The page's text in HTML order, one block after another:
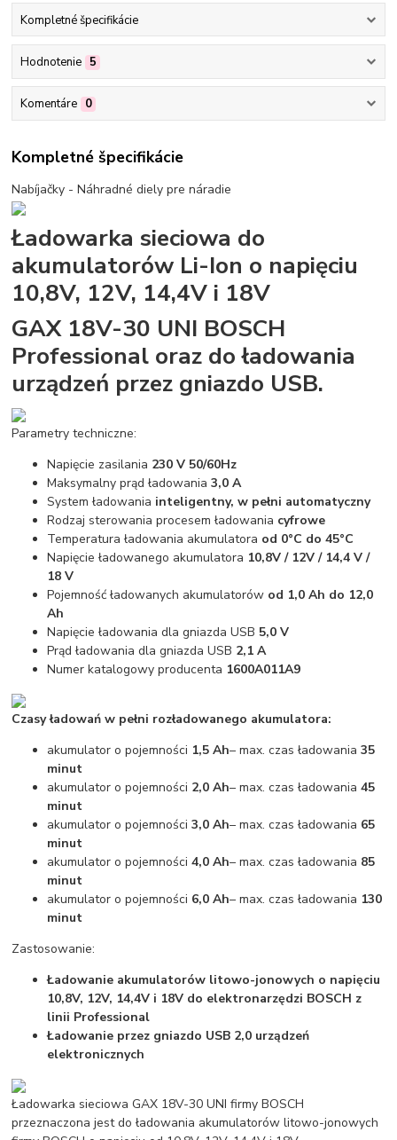
Kompletné špecifikácie
Hodnotenie 5
Komentáre 0
Kompletné špecifikácie
Nabíjačky - Náhradné diely pre náradie
Ładowarka sieciowa do
akumulatorów Li-Ion o napięciu
10,8V, 12V, 14,4V i 18V
GAX 18V-30 UNI BOSCH
Professional oraz do ładowania
urządzeń przez gniazdo USB.
Parametry techniczne:
Napięcie zasilania 230 V 50/60Hz
Maksymalny prąd ładowania3,0 A
System ładowania inteligentny, w pełni automatyczny
Rodzaj sterowania procesem ładowania cyfrowe
Temperatura ładowania akumulatora od 0°C do 45°C
Napięcie ładowanego akumulatora 10,8V / 12V / 14,4 V /
18 V
Pojemność ładowanych akumulatorów od 1,0 Ah do 12,0
Ah
Napięcie ładowania dla gniazda USB 5,0 V
Prąd ładowania dla gniazda USB 2,1 A
Numer katalogowy producenta 1600A011A9
Czasy ładowań w pełni rozładowanego akumulatora:
akumulator o pojemności 1,5 Ah– max. czas ładowania35
minut
akumulator o pojemności 2,0 Ah– max. czas ładowania45
minut
akumulator o pojemności3,0 Ah– max. czas ładowania 65
minut
akumulator o pojemności4,0 Ah– max. czas ładowania 85
minut
akumulator o pojemności 6,0 Ah– max. czas ładowania 130
minut
Zastosowanie:
Ładowanie akumulatorów litowo-jonowych o napięciu
10,8V, 12V, 14,4V i 18V do elektronarzędzi BOSCH z
linii Professional
Ładowanie przez gniazdo USB 2,0 urządzeń
elektronicznych
Ładowarka sieciowa GAX 18V-30 UNI firmy BOSCH
przeznaczona jest do ładowania akumulatorów litowo-jonowych